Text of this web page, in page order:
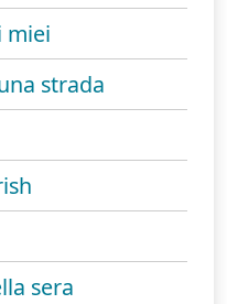
miei
strada
sera